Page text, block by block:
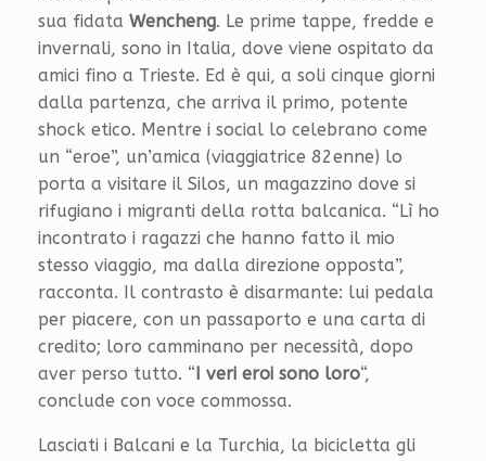
sua fidata Wencheng. Le prime tappe, fredde e
invernali, sono in Italia, dove viene ospitato da
amici fino a Trieste. Ed è qui, a soli cinque giorni
dalla partenza, che arriva il primo, potente
shock etico. Mentre i social lo celebrano come
un “eroe”, un’amica (viaggiatrice 82enne) lo
porta a visitare il Silos, un magazzino dove si
rifugiano i migranti della rotta balcanica. “Lì ho
incontrato i ragazzi che hanno fatto il mio
stesso viaggio, ma dalla direzione opposta”,
racconta. Il contrasto è disarmante: lui pedala
per piacere, con un passaporto e una carta di
credito; loro camminano per necessità, dopo
aver perso tutto. “I veri eroi sono loro“,
conclude con voce commossa.
Lasciati i Balcani e la Turchia, la bicicletta gli